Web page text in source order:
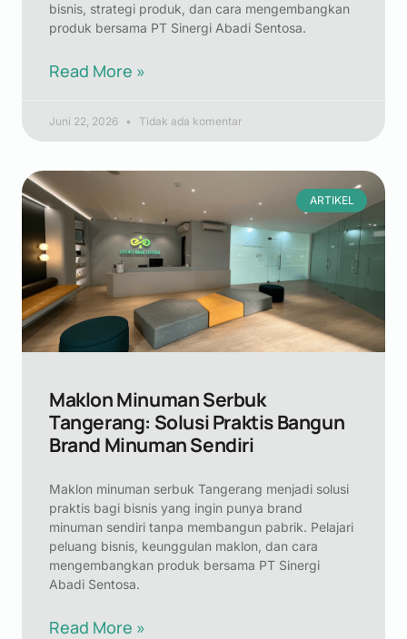
bisnis, strategi produk, dan cara mengembangkan
produk bersama PT Sinergi Abadi Sentosa.
Read More »
Juni 22, 2026 Tidak ada komentar
ARTIKEL
Maklon Minuman Serbuk
Tangerang: Solusi Praktis Bangun
Brand Minuman Sendiri
Maklon minuman serbuk Tangerang menjadi solusi
praktis bagi bisnis yang ingin punya brand
minuman sendiri tanpa membangun pabrik. Pelajari
peluang bisnis, keunggulan maklon, dan cara
mengembangkan produk bersama PT Sinergi
Abadi Sentosa.
Read More »